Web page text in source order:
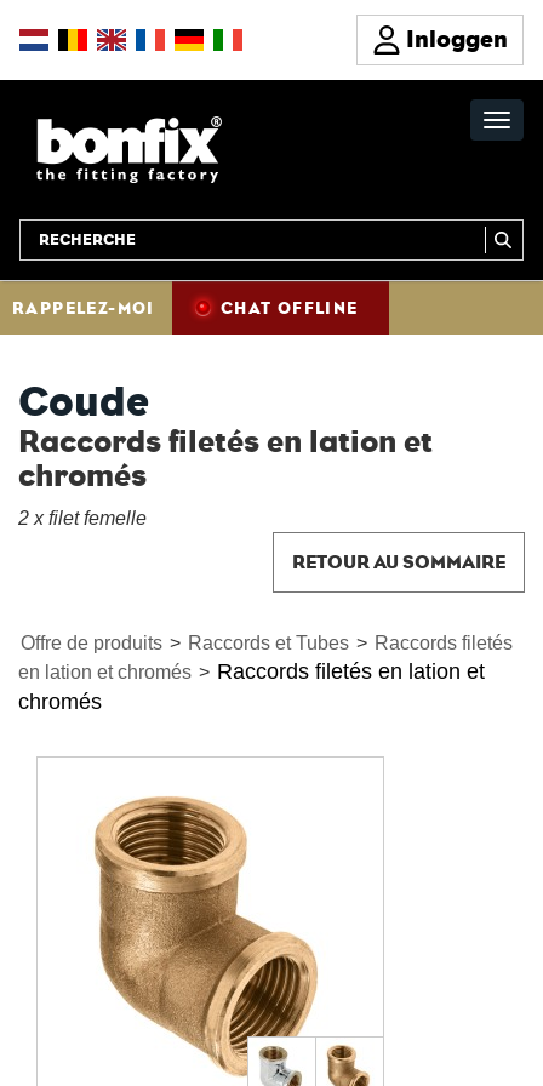
Inloggen
RAPPELEZ-MOI CHAT OFFLINE
Coude
Raccords filetés en lation et
chromés
2 x filet femelle
RETOUR AU SOMMAIRE
Offre de produits > Raccords et Tubes > Raccords filetés
en lation et chromés > Raccords filetés en lation et
chromés